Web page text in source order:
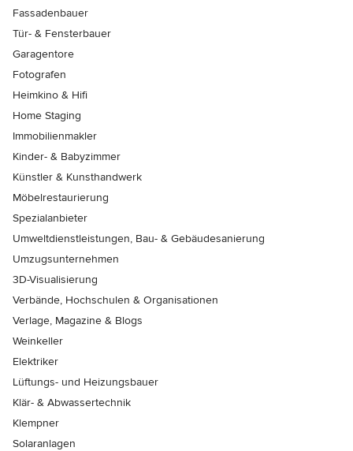
Fassadenbauer
Tür- & Fensterbauer
Garagentore
Fotografen
Heimkino & Hifi
Home Staging
Immobilienmakler
Kinder- & Babyzimmer
Künstler & Kunsthandwerk
Möbelrestaurierung
Spezialanbieter
Umweltdienstleistungen, Bau- & Gebäudesanierung
Umzugsunternehmen
3D-Visualisierung
Verbände, Hochschulen & Organisationen
Verlage, Magazine & Blogs
Weinkeller
Elektriker
Lüftungs- und Heizungsbauer
Klär- & Abwassertechnik
Klempner
Solaranlagen